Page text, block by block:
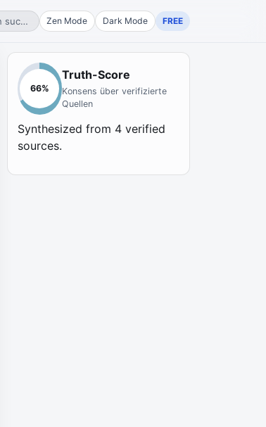
Zen Mode Dark Mode FREE
66%
Truth-Score
Konsens über verifizierte
Quellen
Synthesized from 4verified
sources.